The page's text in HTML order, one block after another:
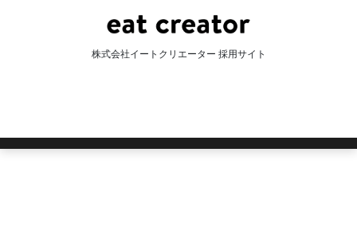
株式会社イートクリエーター 採用サイト